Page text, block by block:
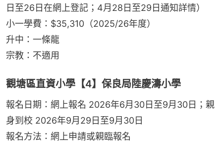
日至26日在網上登記；4月28日至29日通知詳情）
小一學費：$35,310（2025/26年度）
升中：一條龍
宗教：不適用
觀塘區直資小學【4】保良局陸慶濤小學
報名日期：網上報名 2026年6月30日至9月30日；親
身到校 2026年9月29日至9月30日
報名方法：網上申請或親臨報名